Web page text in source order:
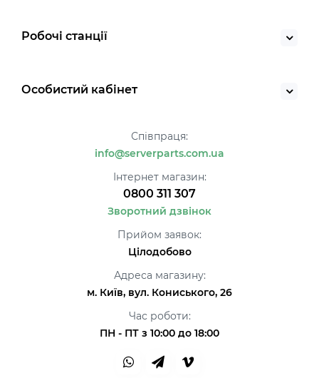
Робочі станції
Особистий кабінет
Співпраця:
info@serverparts.com.ua
Інтернет магазин:
0800 311 307
Зворотний дзвінок
Прийом заявок:
Цілодобово
Адреса магазину:
м. Київ, вул. Кониського, 26
Час роботи:
ПН - ПТ з 10:00 до 18:00